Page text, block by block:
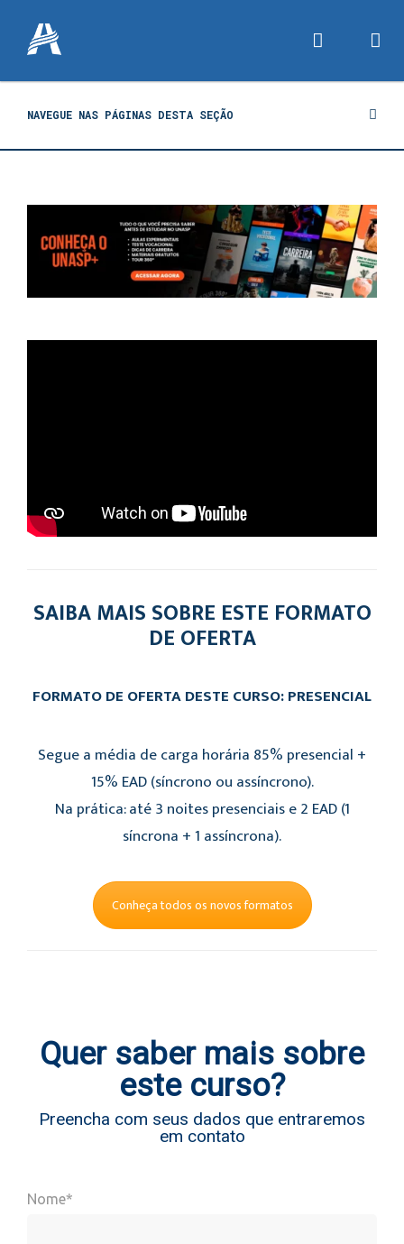
NAVEGUE NAS PÁGINAS DESTA SEÇÃO
SAIBA MAIS SOBRE ESTE FORMATO
DE OFERTA
FORMATO DE OFERTA DESTE CURSO: PRESENCIAL
Segue a média de carga horária 85% presencial +
15% EAD (síncrono ou assíncrono).
Na prática: até 3 noites presenciais e 2 EAD (1
síncrona + 1 assíncrona).
Conheça todos os novos formatos
Quer saber mais sobre
este curso?
Preencha com seus dados que entraremos
em contato
Nome*